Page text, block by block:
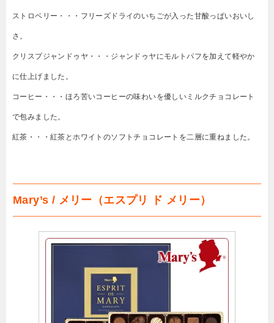
ストロベリー・・・フリーズドライのいちごが入った甘酸っぱいおいし
さ。
クリスプジャンドゥヤ・・・ジャンドゥヤにモルトパフを加えて軽やか
に仕上げました。
コーヒー・・・ほろ苦いコーヒーの味わいを優しいミルクチョコレート
で包みました。
紅茶・・・紅茶とホワイトのソフトチョコレートを二層に重ねました。
Mary’s / メリー（エスプリ ド メリー）